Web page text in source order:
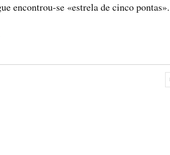
encontrou-se «estrela de cinco pontas».